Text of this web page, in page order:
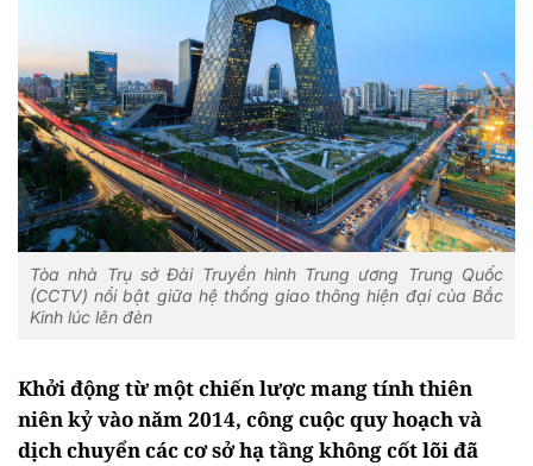
Tòa nhà Trụ sở Đài Truyền hình Trung ương Trung Quốc
(CCTV) nổi bật giữa hệ thống giao thông hiện đại của Bắc
Kinh lúc lên đèn
Khởi động từ một chiến lược mang tính thiên
niên kỷ vào năm 2014, công cuộc quy hoạch và
dịch chuyển các cơ sở hạ tầng không cốt lõi đã